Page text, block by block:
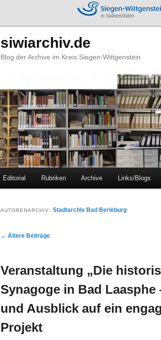
siwiarchiv.de
Blog der Archive im Kreis Siegen-Wittgenstein
Zum
Zum
Editorial Rubriken Archive Links/Blogs
AUTORENARCHIV:Stadtarchiv Bad Berleburg
Beitragsnavigation
← Ältere Beiträge
Veranstaltung „Die
Synagoge in Bad Laasphe
und Ausblick auf ein
Projekt